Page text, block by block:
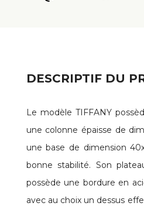
DESCRIPTIF DU
Le modèle TIFFANY
une colonne épaisse de
une base de dimension
bonne stabilité. Son
possède une bordure en
avec au choix un dessus